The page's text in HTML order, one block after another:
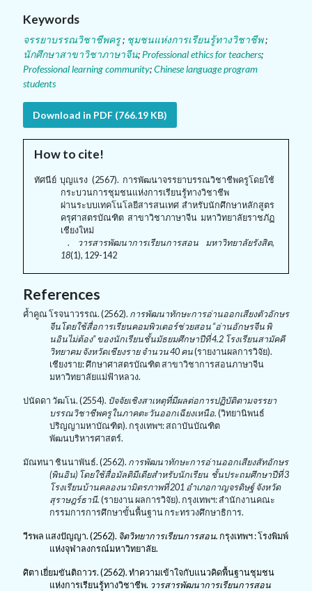
Keywords
จรรยาบรรณวิชาชีพครู; ชุมชนแห่งการเรียนรู้ทางวิชาชีพ;
นักศึกษาสาขาวิชาภาษาจีน; Professional ethics for teachers;
Professional learning community;Chinese language program
students
Download in PDF (766.19 KB)
How to cite!
ทัศนีย์ บุญแรง (2567). การพัฒนาจรรยาบรรณวิชาชีพครูโดยใช้
กระบวนการชุมชนแห่งการเรียนรู้ทางวิชาชีพ
ผ่านระบบเทคโนโลยีสารสนเทศ สำหรับนักศึกษาหลักสูตร
ครุศาสตรบัณฑิต สาขาวิชาภาษาจีน มหาวิทยาลัยราชภัฏ
เชียงใหม่
.
วารสารพัฒนาการเรียนการสอน มหาวิทยาลัยรังสิต,
18(1), 129-142
References
ค้ำคูณ โรจนาวรรณ. (2562). การพัฒนาทักษะการอ่านออกเสียงตัวอักษร
จีนโดยใช้สื่อการเรียนคอมพิวเตอร์ช่วยสอน “อ่านอักษรจีน พิ
นอินไม่ต้อง” ของนักเรียนชั้นมัธยมศึกษาปีที่ 4.2 โรงเรียนสามัคคี
วิทยาคม จังหวัดเชียงราย จำนวน 40 คน(รายงานผลการวิจัย).
เชียงราย: ศึกษาศาสตรบัณฑิต สาขาวิชาการสอนภาษาจีน
มหาวิทยาลัยแม่ฟ้าหลวง.
ปนัดดา วัฒโน. (2554). ปัจจัยเชิงสาเหตุที่มีผลต่อการปฏิบัติตามจรรยา
บรรณวิชาชีพครูในภาคตะวันออกเฉียงเหนือ. (วิทยานิพนธ์
ปริญญามหาบัณฑิต). กรุงเทพฯ: สถาบันบัณฑิต
พัฒนบริหารศาสตร์.
มัณทนา ชินนาพันธ์. (2562). การพัฒนาทักษะการอ่านออกเสียงสัทอักษร
(พินอิน) โดยใช้สื่อมัลติมีเดียสำหรับนักเรียน ชั้นประถมศึกษาปีที่3
โรงเรียนบ้านคลองนามิตรภาพที่ 201 อำเภอกาญจรดิษฐ์ จังหวัด
สุราษฎร์ธานี. (รายงาน ผลการวิจัย). กรุงเทพฯ: สำนักงานคณะ
กรรมการการศึกษาขั้นพื้นฐาน กระทรวงศึกษาธิการ.
วีรพล แสงปัญญา. (2562). จิตวิทยาการเรียนการสอน. กรุงเทพฯ : โรงพิมพ์
แห่งจุฬาลงกรณ์มหาวิทยาลัย.
ศิตา เยี่ยมขันติถาวร. (2562). ทำความเข้าใจกับแนวคิดพื้นฐานชุมชน
แห่งการเรียนรู้ทางวิชาชีพ. วารสารพัฒนาการเรียนการสอน